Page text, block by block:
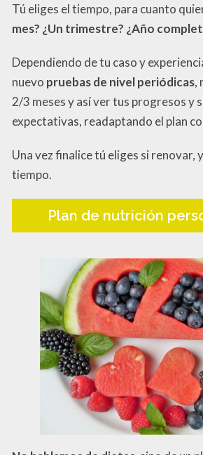
Tú eliges el tiempo, para cuanto
mes? ¿Un trimestre? ¿Año
Dependiendo de tu caso y
nuevo pruebas de nivel periódicas,
2/3 meses y así ver tus progresos y
expectativas, readaptando el plan
Una vez finalice tú eliges si renovar,
tiempo.
Plan de nutrición